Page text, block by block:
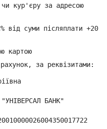
чи кур'єру за адресою
від суми післяплати +20
картою
за реквізитами:
БАНК"